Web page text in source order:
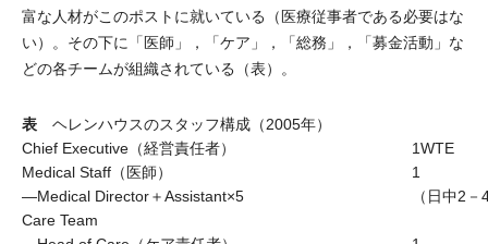
富な人材がこのポストに就いている（医療従事者である必要はな
い）。その下に「医師」，「ケア」，「総務」，「募金活動」な
どの各チームが組織されている（表）。
表 ヘレンハウスのスタッフ構成（2005年）
Chief Executive（経営責任者）
1WTE
Medical Staff（医師）
―Medical Director＋Assistant×5
1
（日中2
Care Team